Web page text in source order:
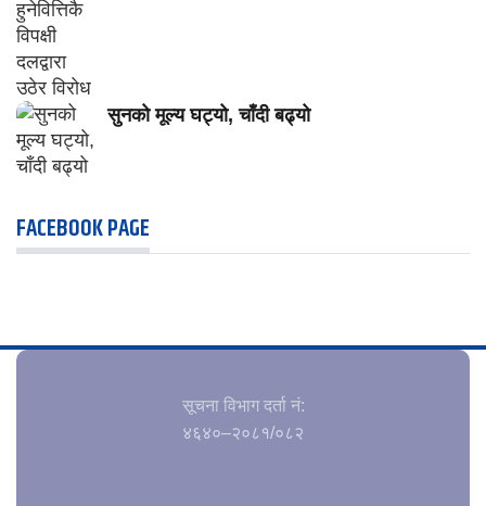
सुनको मूल्य घट्यो, चाँदी बढ्यो
FACEBOOK PAGE
सूचना विभाग दर्ता नं‍:
४६४०–२०८१/०८२